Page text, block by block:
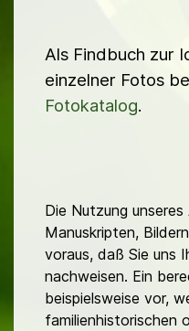
Als Findbuch zur
einzelner Fotos
Fotokatalog.
Die Nutzung
Manuskripten,
voraus, daß Sie uns
nachweisen. Ein
beispielsweise vor,
familienhistorischen